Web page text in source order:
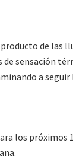
de las
de sensación
a
los próximos